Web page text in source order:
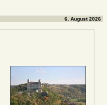
6. August 2026